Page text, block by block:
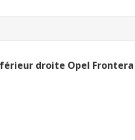
droite Opel Frontera